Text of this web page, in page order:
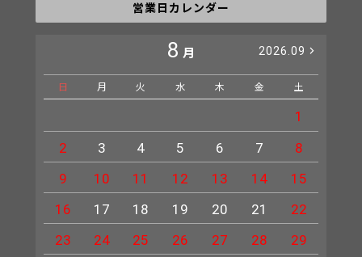
営業日カレンダー
8 月 2026.09
日 月 火 水 木 金 土
1
2
3 4 5 6 7
8
9
10 11 12 13 14
15
16
17 18 19 20 21
22
23
24 25 26 27 28
29